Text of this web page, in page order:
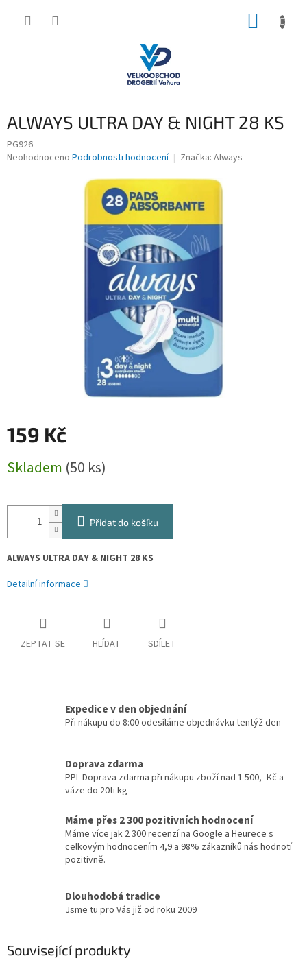
ALWAYS ULTRA DAY & NIGHT 28 KS
PG926
Průměrné
Neohodnoceno Podrobnosti hodnocení Značka: Always
159 Kč
cena:
Skladem (50 ks)
Přidat do košíku
ALWAYS ULTRA DAY & NIGHT 28 KS
Detailní informace
ZEPTAT SE HLÍDAT SDÍLET
Expedice v den objednání
Při nákupu do 8:00 odesíláme objednávku tentýž den
Doprava zdarma
PPL Doprava zdarma při nákupu zboží nad 1 500,- Kč a
váze do 20ti kg
Máme přes 2 300 pozitivních hodnocení
Máme více jak 2 300 recenzí na Google a Heurece s
celkovým hodnocením 4,9 a 98% zákazníků nás hodnotí
pozitivně.
Dlouhodobá tradice
Jsme tu pro Vás již od roku 2009
Související produkty